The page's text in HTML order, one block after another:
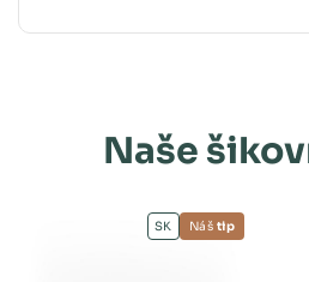
Naše
SK Náš tip